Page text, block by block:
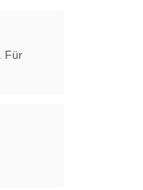
Für